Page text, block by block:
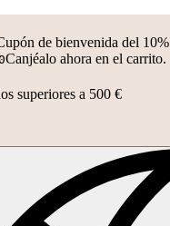
de bienvenida del 10%
Canjéalo ahora en el carrito.
superiores a 500 €